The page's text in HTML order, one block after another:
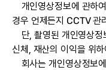
개인영상정보에 관하
경우 언제든지 CCTV 관
단, 촬영된 개인영상정
신체, 재산의 이익을 위
회사는 개인영상정보